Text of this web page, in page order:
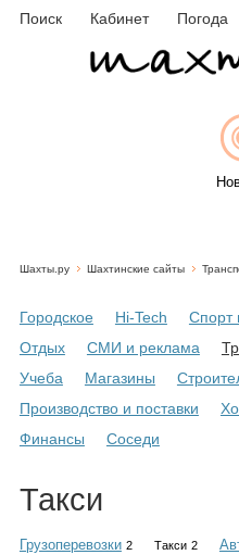
Поиск Кабинет Погода
Шахты.ру Шахтинские сайты
Городское Hi-Tech Спорт
Отдых
СМИ и реклама
Учеба
Магазины
Производство и поставки
Финансы
Соседи
Такси
Грузоперевозки 2 Такси 2